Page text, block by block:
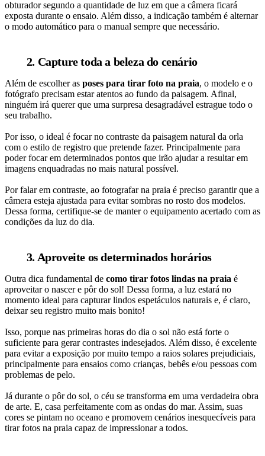
obturador segundo a quantidade de luz em que a câmera ficará
exposta durante o ensaio. Além disso, a indicação também é alternar
o modo automático para o manual sempre que necessário.
2. Capture toda a beleza do cenário
Além de escolher as poses para tirar foto na praia, o modelo e o
fotógrafo precisam estar atentos ao fundo da paisagem. Afinal,
ninguém irá querer que uma surpresa desagradável estrague todo o
seu trabalho.
Por isso, o ideal é focar no contraste da paisagem natural da orla
com o estilo de registro que pretende fazer. Principalmente para
poder focar em determinados pontos que irão ajudar a resultar em
imagens enquadradas no mais natural possível.
Por falar em contraste, ao fotografar na praia é preciso garantir que a
câmera esteja ajustada para evitar sombras no rosto dos modelos.
Dessa forma, certifique-se de manter o equipamento acertado com as
condições da luz do dia.
3. Aproveite os determinados horários
Outra dica fundamental de como tirar fotos lindas na praia é
aproveitar o nascer e pôr do sol! Dessa forma, a luz estará no
momento ideal para capturar lindos espetáculos naturais e, é claro,
deixar seu registro muito mais bonito!
Isso, porque nas primeiras horas do dia o sol não está forte o
suficiente para gerar contrastes indesejados. Além disso, é excelente
para evitar a exposição por muito tempo a raios solares prejudiciais,
principalmente para ensaios como crianças, bebês e/ou pessoas com
problemas de pelo.
Já durante o pôr do sol, o céu se transforma em uma verdadeira obra
de arte. E, casa perfeitamente com as ondas do mar. Assim, suas
cores se pintam no oceano e promovem cenários inesquecíveis para
tirar fotos na praia capaz de impressionar a todos.